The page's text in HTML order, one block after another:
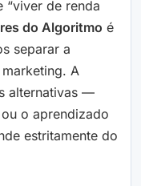
“viver de renda
do Algoritmo é
separar a
A
alternativas —
o aprendizado
estritamente do